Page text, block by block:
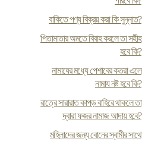
বাকিতে পণ্য বিক্রয় করা কি সুন্নাত?
পিতামাতার অমতে বিবাহ করলে তা সহীহ
হবে কি?
নামাযের মধ্যে পেশাবের কতরা এলে
নামায নষ্ট হবে কি?
রাত্রে সারারাত কাপড় বাহিরে থাকলে তা
দ্বারা ফজর নামাজ আদায় হবে?
মহিলাদের জন্য বোনের স্বামীর সাথে